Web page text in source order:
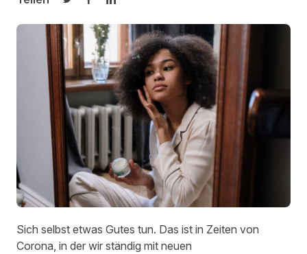
Auf Twitter teilen
Auf Facebook teilen
Auf LinkedIn teilen
Sich selbst etwas Gutes tun. Das ist in Zeiten von
Corona, in der wir ständig mit neuen